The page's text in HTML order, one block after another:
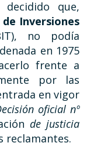
que,
Inversiones
no podía
en 1975
frente a
por las
en vigor
oficial nº
de justicia
reclamantes.